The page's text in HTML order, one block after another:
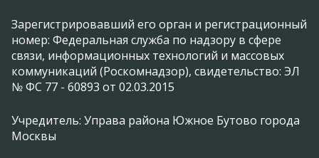
Зарегистрировавший его орган и регистрационный
номер: Федеральная служба по надзору в сфере
связи, информационных технологий и массовых
коммуникаций (Роскомнадзор), свидетельство: ЭЛ
№ ФС 77 - 60893 от 02.03.2015
Учредитель: Управа района Южное Бутово города
Москвы